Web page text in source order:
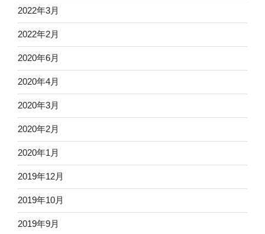
2022年3月
2022年2月
2020年6月
2020年4月
2020年3月
2020年2月
2020年1月
2019年12月
2019年10月
2019年9月